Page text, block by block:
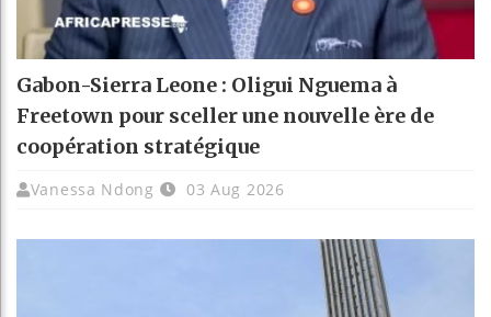
Gabon-Sierra Leone : Oligui Nguema à
Freetown pour sceller une nouvelle ère de
coopération stratégique
Vanessa Ndong 03 Aug 2026